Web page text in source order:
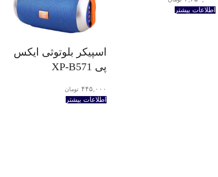
اطلاعات بیشتر
اسپیکر بلوتوثی ایکس
پی XP-B571
۴۴۵,۰۰۰ تومان
اطلاعات بیشتر